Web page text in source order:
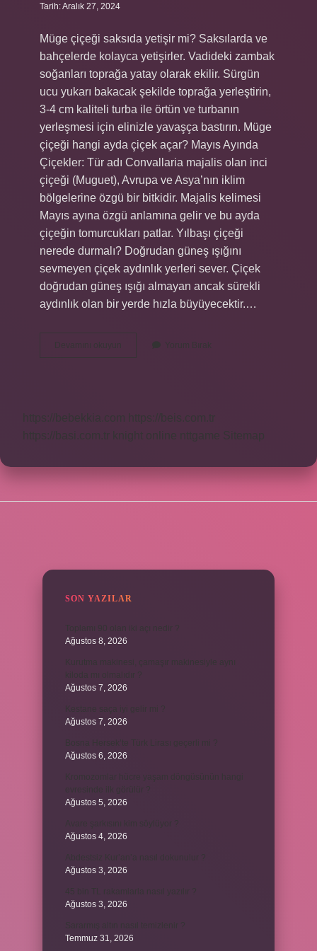
Tarih: Aralık 27, 2024
Müge çiçeği saksıda yetişir mi? Saksılarda ve
bahçelerde kolayca yetişirler. Vadideki zambak
soğanları toprağa yatay olarak ekilir. Sürgün
ucu yukarı bakacak şekilde toprağa yerleştirin,
3-4 cm kaliteli turba ile örtün ve turbanın
yerleşmesi için elinizle yavaşça bastırın. Müge
çiçeği hangi ayda çiçek açar? Mayıs Ayında
Çiçekler: Tür adı Convallaria majalis olan inci
çiçeği (Muguet), Avrupa ve Asya’nın iklim
bölgelerine özgü bir bitkidir. Majalis kelimesi
Mayıs ayına özgü anlamına gelir ve bu ayda
çiçeğin tomurcukları patlar. Yılbaşı çiçeği
nerede durmalı? Doğrudan güneş ışığını
sevmeyen çiçek aydınlık yerleri sever. Çiçek
doğrudan güneş ışığı almayan ancak sürekli
aydınlık olan bir yerde hızla büyüyecektir.…
Devamını okuyun
Çiçeği
Yorum Bırak
https://bebekkia.com
https://beis.com.tr
https://basi.com.tr knight online nttgame Sitemap
SON YAZILAR
Ağustos 8, 2026
Ağustos 7, 2026
Ağustos 7, 2026
Ağustos 6, 2026
Ağustos 5, 2026
Ağustos 4, 2026
Ağustos 3, 2026
Ağustos 3, 2026
Temmuz 31, 2026